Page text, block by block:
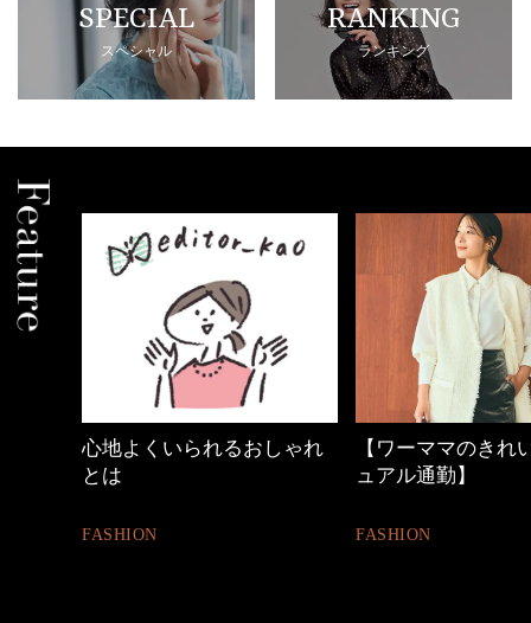
SPECIAL
スペシャル
RANKING
ランキング
【ワーママのきれいめカジ
ュアル通勤】
FASHION
優木まおみさん「
割。」
LIFESTYLE